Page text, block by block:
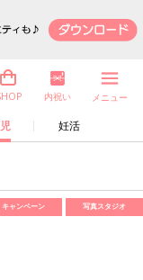
妊活
内祝い メニュー
キャンペーン 写真スタジオ